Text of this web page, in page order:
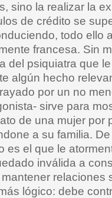
sino la realizar la
de crédito se
todo ello
francesa. Sin
del psiquiatra que
algún hecho
por un no
sirve para
de una mujer por
a su familia.
es el que le
inválida a
relaciones
lógico: debe